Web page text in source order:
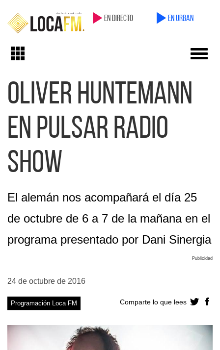
en directo en Urban
Toggle
Oliver Huntemann
en Pulsar Radio
Show
El alemán nos acompañará el día 25
de octubre de 6 a 7 de la mañana en el
programa presentado por Dani Sinergia
Publicidad
24 de octubre de 2016
Programación Loca FM Comparte lo que lees